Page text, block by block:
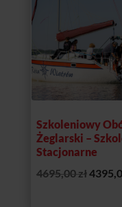
Szkoleniowy
Żeglarski –
Stacjonarne
4695,00zł